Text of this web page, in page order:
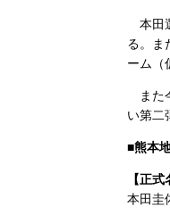
本田
る。ま
ーム（
また
い第二
■熊本
【正式
本田圭